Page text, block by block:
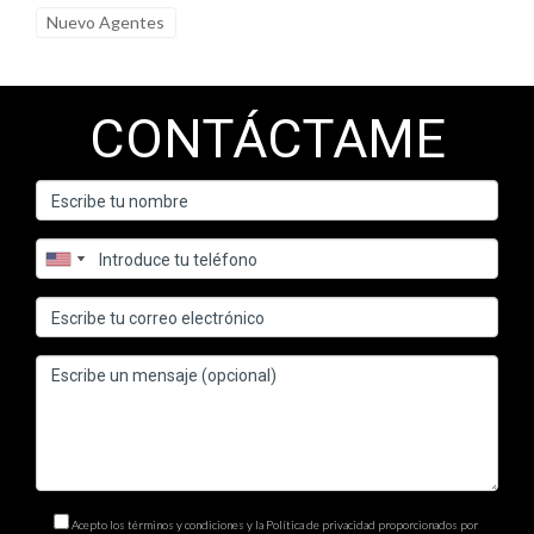
comprender qué tipo de contenido genera más interacciones
¿Con qué frecuencia debo publicar en mis redes
sociales?
La frecuencia ideal depende de la plataforma, pero una buena
regla es publicar al menos tres veces a la semana para
mantener el interés de tus seguidores. Asegúrate de
mantener un equilibrio entre contenido informativo,
entretenido y promocional.
¿Debo usar anuncios pagados en redes sociales?
Nuevo Agentes
CONTÁCTAME
Acepto los términos y condiciones y la Política de privacidad proporcionados por